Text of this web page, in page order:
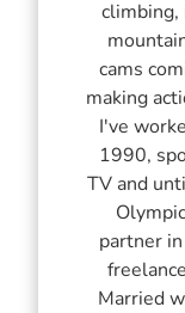
climbing,
cams
making
I've
1990,
TV and
partner
Married